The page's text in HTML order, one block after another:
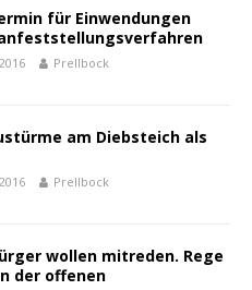
für Einwendungen
Prellbock
am Diebsteich als
Prellbock
wollen mitreden. Rege
der offenen